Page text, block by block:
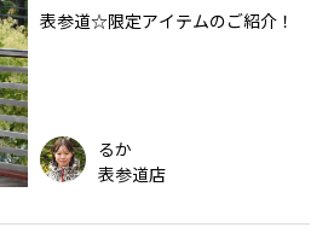
表参道☆限定アイテムのご紹介！
るか
表参道店